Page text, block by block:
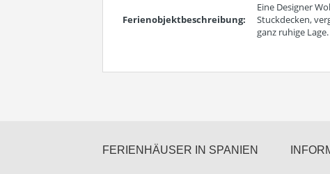
Ferienobjektbeschreibung:
Eine Designer
Stuckdecken,
ganz ruhige Lage.
FERIENHÄUSER IN SPANIEN